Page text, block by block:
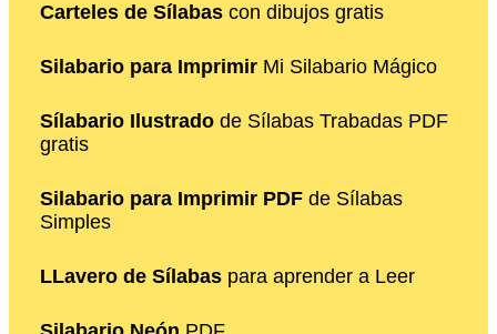
Carteles de Sílabas con dibujos gratis
Silabario para Imprimir Mi Silabario Mágico
Sílabario Ilustrado de Sílabas Trabadas PDF
gratis
Silabario para Imprimir PDF de Sílabas
Simples
LLavero de Sílabas para aprender a Leer